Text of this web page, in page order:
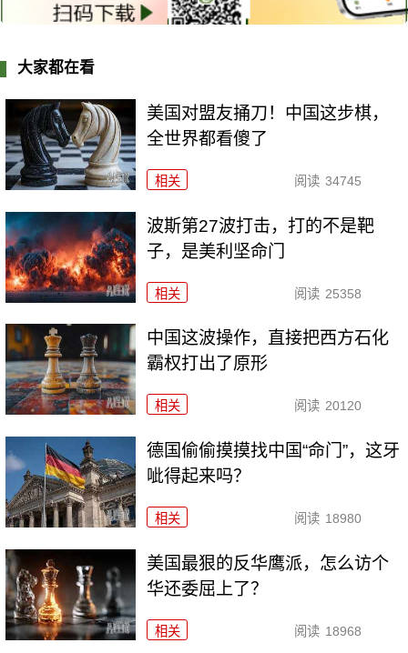
大家都在看
美国对盟友捅刀！中国这步棋，
全世界都看傻了
相关 阅读 34745
波斯第27波打击，打的不是靶
子，是美利坚命门
相关 阅读 25358
中国这波操作，直接把西方石化
霸权打出了原形
相关 阅读 20120
德国偷偷摸摸找中国“命门”，这牙
呲得起来吗？
相关 阅读 18980
美国最狠的反华鹰派，怎么访个
华还委屈上了？
相关 阅读 18968